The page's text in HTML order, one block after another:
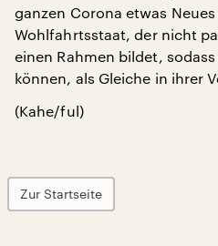
ganzen Corona etwas
Wohlfahrtsstaat, der nicht
einen Rahmen bildet,
können, als Gleiche in ihrer
(Kahe/ful)
Zur Startseite